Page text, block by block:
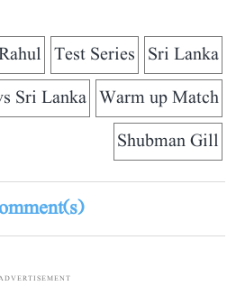
Sri Lanka
Test Series
Warm up Match
Sri Lanka
Shubman Gill